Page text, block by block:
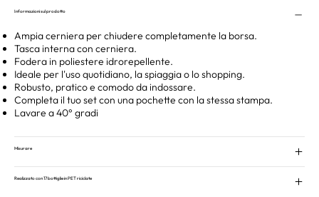
Informazioni sul prodotto
Ampia cerniera per chiudere completamente la borsa.
Tasca interna con cerniera.
Fodera in poliestere idrorepellente.
Ideale per l'uso quotidiano, la spiaggia o lo shopping.
Robusto, pratico e comodo da indossare.
Completa il tuo set con una pochette con la stessa stampa.
Lavare a 40° gradi
Misurare
Realizzato con 17 bottiglie in PET riciclate